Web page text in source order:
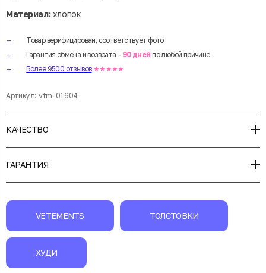
Материал:хлопок
Товар верифицирован, соответствует фото
Гарантия обмена и возврата - 90 дней по любой причине
Более 9500 отзывов ★★★★★
Артикул: vtm-01604
КАЧЕСТВО
ГАРАНТИЯ
VETEMENTS ТОЛСТОВКИ
ХУДИ